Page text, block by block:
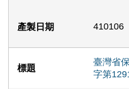
410106
臺灣省
字第